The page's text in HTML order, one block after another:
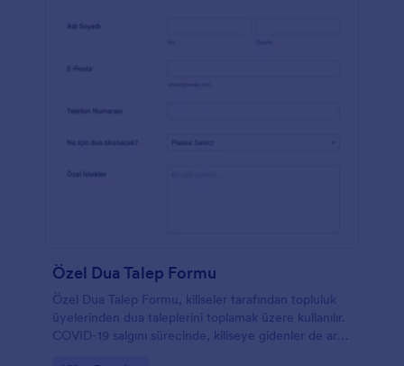
Özel Dua Talep Formu
Özel Dua Talep Formu, kiliseler tarafından topluluk
üyelerinden dua taleplerini toplamak üzere kullanılır.
COVID-19 salgını sürecinde, kiliseye gidenler de artık